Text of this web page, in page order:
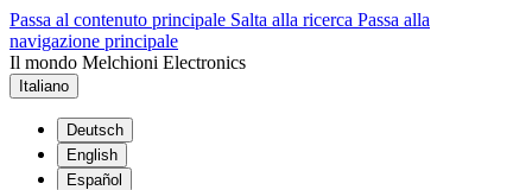
Passa al contenuto principale Salta alla ricerca Passa alla
navigazione principale
Il mondo Melchioni Electronics
Italiano
Deutsch
English
Español